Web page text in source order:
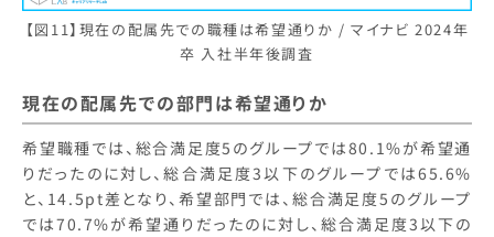
【図11】現在の配属先での職種は希望通りか / マイナビ 2024年
卒 入社半年後調査
現在の配属先での部門は希望通りか
希望職種では、総合満足度5のグループでは80.1%が希望通
りだったのに対し、総合満足度3以下のグループでは65.6%
と、14.5pt差となり、希望部門では、総合満足度5のグループ
では70.7%が希望通りだったのに対し、総合満足度3以下の